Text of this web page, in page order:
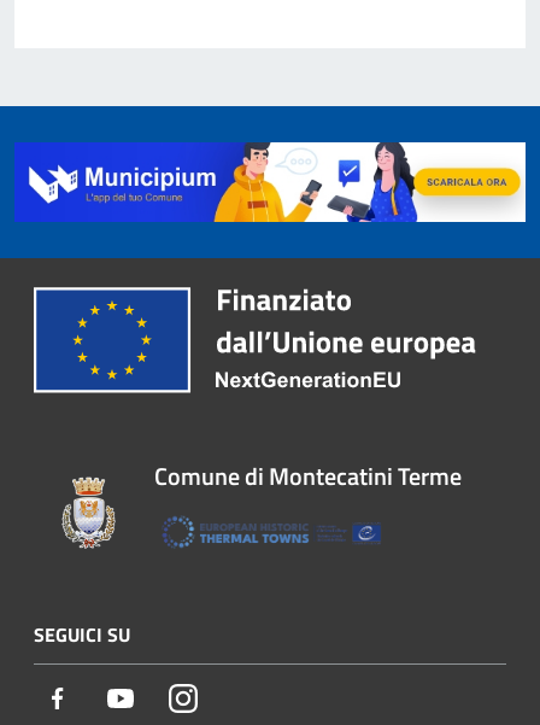
Comune di Montecatini Terme
SEGUICI SU
Facebook YoutubeInstagram